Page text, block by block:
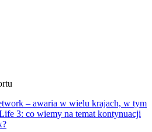
– awaria w wielu krajach, w tym
3: co wiemy na temat kontynuacji